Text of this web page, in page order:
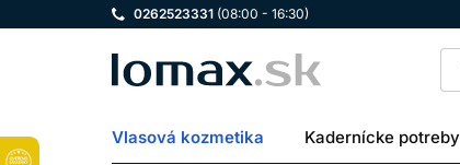
0262523331 (08:00 - 16:30)
LOMAX
Vlasová kozmetika Kadernícke potreby